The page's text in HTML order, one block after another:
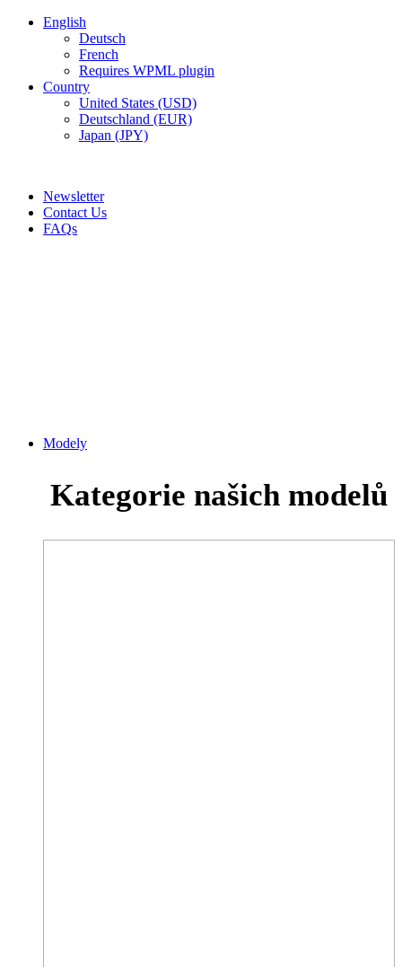
English
Deutsch
French
Requires WPML plugin
Country
United States (USD)
Deutschland (EUR)
Japan (JPY)
Newsletter
Contact Us
FAQs
Modely
Kategorie našich modelů